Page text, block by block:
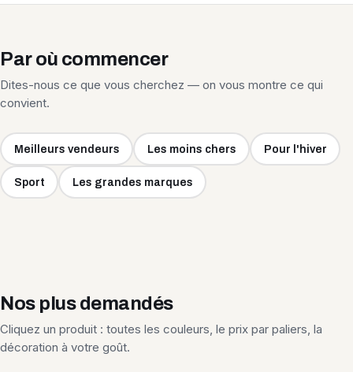
Par où commencer
Dites-nous ce que vous cherchez — on vous montre ce qui
convient.
Meilleurs vendeurs Les moins chers Pour l'hiver
Sport Les grandes marques
Nos plus demandés
Cliquez un produit : toutes les couleurs, le prix par paliers, la
décoration à votre goût.